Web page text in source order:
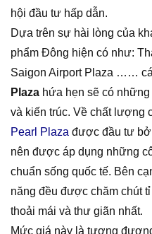
hội đầu tư hấp dẫn.
Dựa trên sự hài lòng của
phẩm Đông hiện có như:
Saigon Airport Plaza ……
Plaza hứa hẹn sẽ có
và kiến trúc. Về chất lượng
Pearl Plaza được đầu tư
nên được áp dụng những
chuẩn sống quốc tế. Bên
năng đều được chăm chút
thoải mái và thư giãn nhất.
Mức giá này là tương